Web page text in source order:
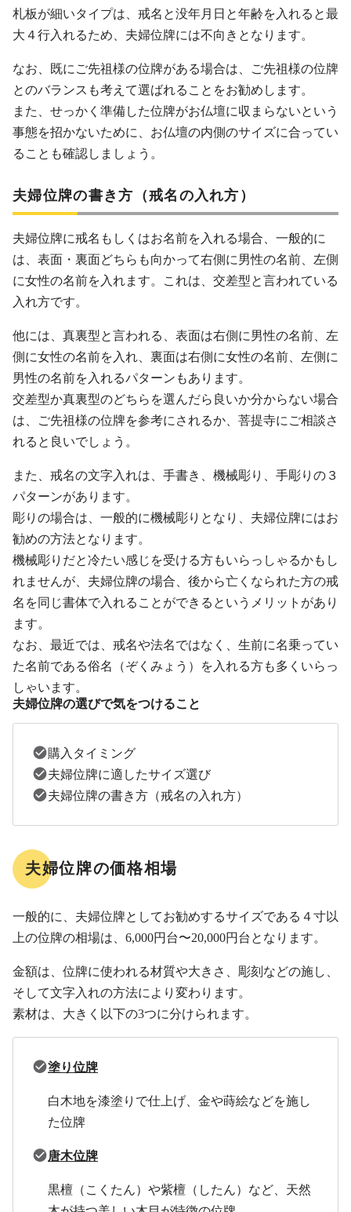
札板が細いタイプは、戒名と没年月日と年齢を入れると最
大４行入れるため、夫婦位牌には不向きとなります。
なお、既にご先祖様の位牌がある場合は、ご先祖様の位牌
とのバランスも考えて選ばれることをお勧めします。
また、せっかく準備した位牌がお仏壇に収まらないという
事態を招かないために、お仏壇の内側のサイズに合ってい
ることも確認しましょう。
夫婦位牌の書き方（戒名の入れ方）
夫婦位牌に戒名もしくはお名前を入れる場合、一般的に
は、表面・裏面どちらも向かって右側に男性の名前、左側
に女性の名前を入れます。これは、交差型と言われている
入れ方です。
他には、真裏型と言われる、表面は右側に男性の名前、左
側に女性の名前を入れ、裏面は右側に女性の名前、左側に
男性の名前を入れるパターンもあります。
交差型か真裏型のどちらを選んだら良いか分からない場合
は、ご先祖様の位牌を参考にされるか、菩提寺にご相談さ
れると良いでしょう。
また、戒名の文字入れは、手書き、機械彫り、手彫りの３
パターンがあります。
彫りの場合は、一般的に機械彫りとなり、夫婦位牌にはお
勧めの方法となります。
機械彫りだと冷たい感じを受ける方もいらっしゃるかもし
れませんが、夫婦位牌の場合、後から亡くなられた方の戒
名を同じ書体で入れることができるというメリットがあり
ます。
なお、最近では、戒名や法名ではなく、生前に名乗ってい
た名前である俗名（ぞくみょう）を入れる方も多くいらっ
しゃいます。
夫婦位牌の選びで気をつけること
購入タイミング
夫婦位牌に適したサイズ選び
夫婦位牌の書き方（戒名の入れ方）
夫婦位牌の価格相場
一般的に、夫婦位牌としてお勧めするサイズである４寸以
上の位牌の相場は、6,000円台〜20,000円台となります。
金額は、位牌に使われる材質や大きさ、彫刻などの施し、
そして文字入れの方法により変わります。
素材は、大きく以下の3つに分けられます。
塗り位牌
白木地を漆塗りで仕上げ、金や蒔絵などを施し
た位牌
唐木位牌
黒檀（こくたん）や紫檀（したん）など、天然